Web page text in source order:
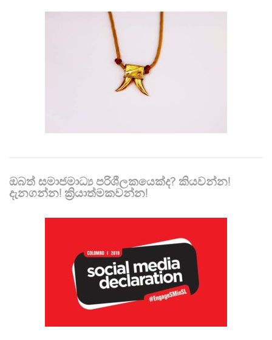
ඔබත් සමාජමාධ්‍ය පරිශීලකයෙක්ද? කියවන්න!
දැනගන්න! ක්‍රියාත්මකවන්න!